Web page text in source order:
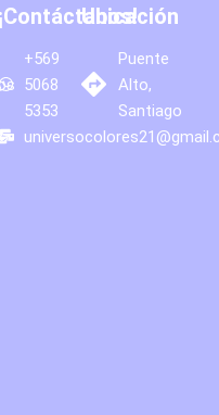
+569
5068
5353
Ubicación
Puente
Alto,
Santiago